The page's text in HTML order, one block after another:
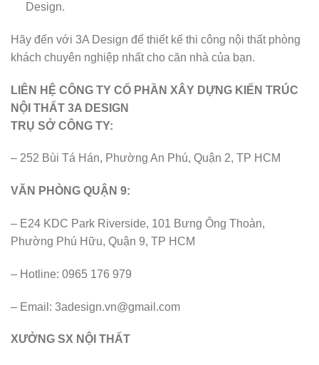
Design.
Hãy đến với 3A Design để thiết kế thi công nội thất phòng
khách chuyên nghiệp nhất cho căn nhà của bạn.
LIÊN HỆ CÔNG TY CỔ PHẦN XÂY DỰNG KIẾN TRÚC
NỘI THẤT 3A DESIGN
TRỤ SỞ CÔNG TY:
– 252 Bùi Tá Hán, Phường An Phú, Quận 2, TP HCM
VĂN PHÒNG QUẬN 9:
– E24 KDC Park Riverside, 101 Bưng Ông Thoàn,
Phường Phú Hữu, Quận 9, TP HCM
– Hotline: 0965 176 979
– Email: 3adesign.vn@gmail.com
XƯỞNG SX NỘI THẤT